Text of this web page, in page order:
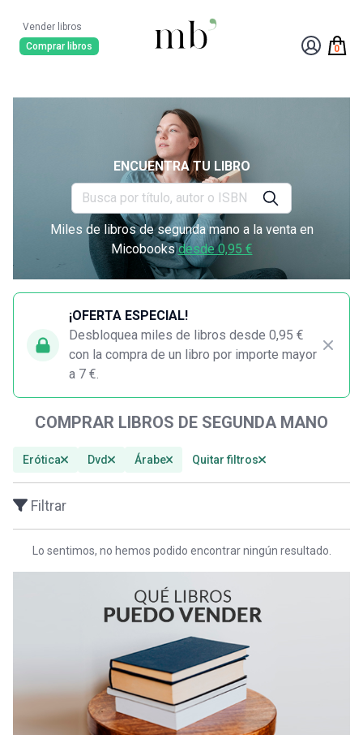
Vender libros
Comprar libros
0
ENCUENTRA TU LIBRO
Miles de libros de segunda mano a la venta en
Micobooksdesde 0,95 €
¡OFERTA ESPECIAL!
Desbloquea miles de libros desde 0,95 €
con la compra de un libro por importe mayor
a 7 €.
COMPRAR LIBROS DE SEGUNDA MANO
Erótica Dvd Árabe Quitar filtros
Filtrar
Lo sentimos, no hemos podido encontrar ningún resultado.